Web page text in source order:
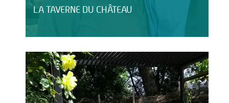
LA TAVERNE DU CHÂTEAU